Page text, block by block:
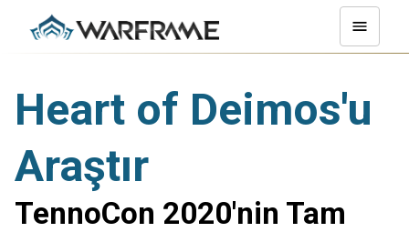
Heart of Deimos'u
Araştır
TennoCon 2020'nin Tam